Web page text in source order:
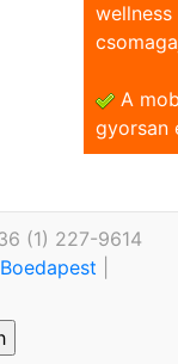
A
gyorsan
(1) 227-9614